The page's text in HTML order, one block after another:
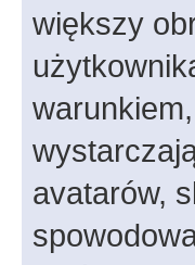
większy
avatarów,